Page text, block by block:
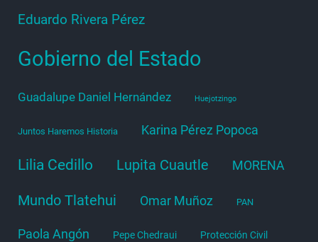
Eduardo Rivera Pérez
Gobierno del Estado
Guadalupe Daniel Hernández Huejotzingo
Juntos Haremos Historia Karina Pérez Popoca
Lilia Cedillo Lupita Cuautle MORENA
Mundo Tlatehui Omar Muñoz PAN
Paola Angón Pepe Chedraui Protección Civil